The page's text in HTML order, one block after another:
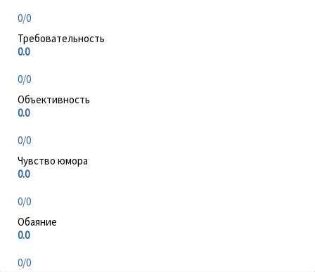
0/0
Требовательность
0.0
0/0
Объективность
0.0
0/0
Чувство юмора
0.0
0/0
Обаяние
0.0
0/0